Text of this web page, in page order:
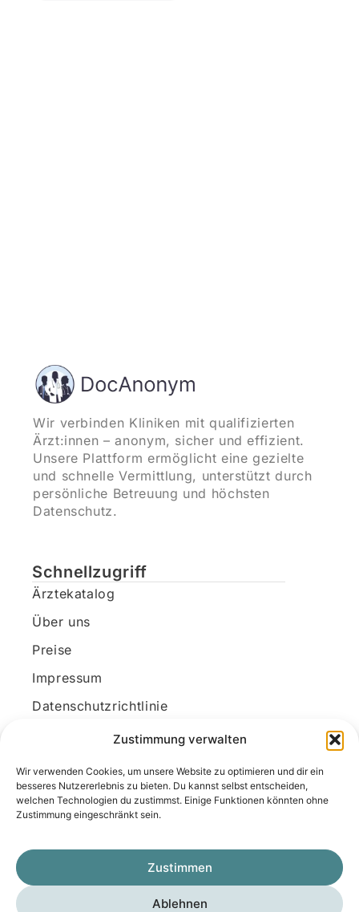
Zustimmung verwalten
Wir verwenden Cookies, um unsere Website zu optimieren und dir ein
besseres Nutzererlebnis zu bieten. Du kannst selbst entscheiden,
welchen Technologien du zustimmst. Einige Funktionen könnten ohne
Zustimmung eingeschränkt sein.
Zustimmen
Ablehnen
Wir verbinden Kliniken mit qualifizierten
Ärzt:innen – anonym, sicher und effizient.
Unsere Plattform ermöglicht eine gezielte
und schnelle Vermittlung, unterstützt durch
persönliche Betreuung und höchsten
Datenschutz.
Schnellzugriff
Ärztekatalog
Über uns
Preise
Impressum
Datenschutzrichtlinie
Kundenkonto
Unsere Kontaktdaten
E-Mail: kontakt@docanonym.com
am Traunsee, Österreich